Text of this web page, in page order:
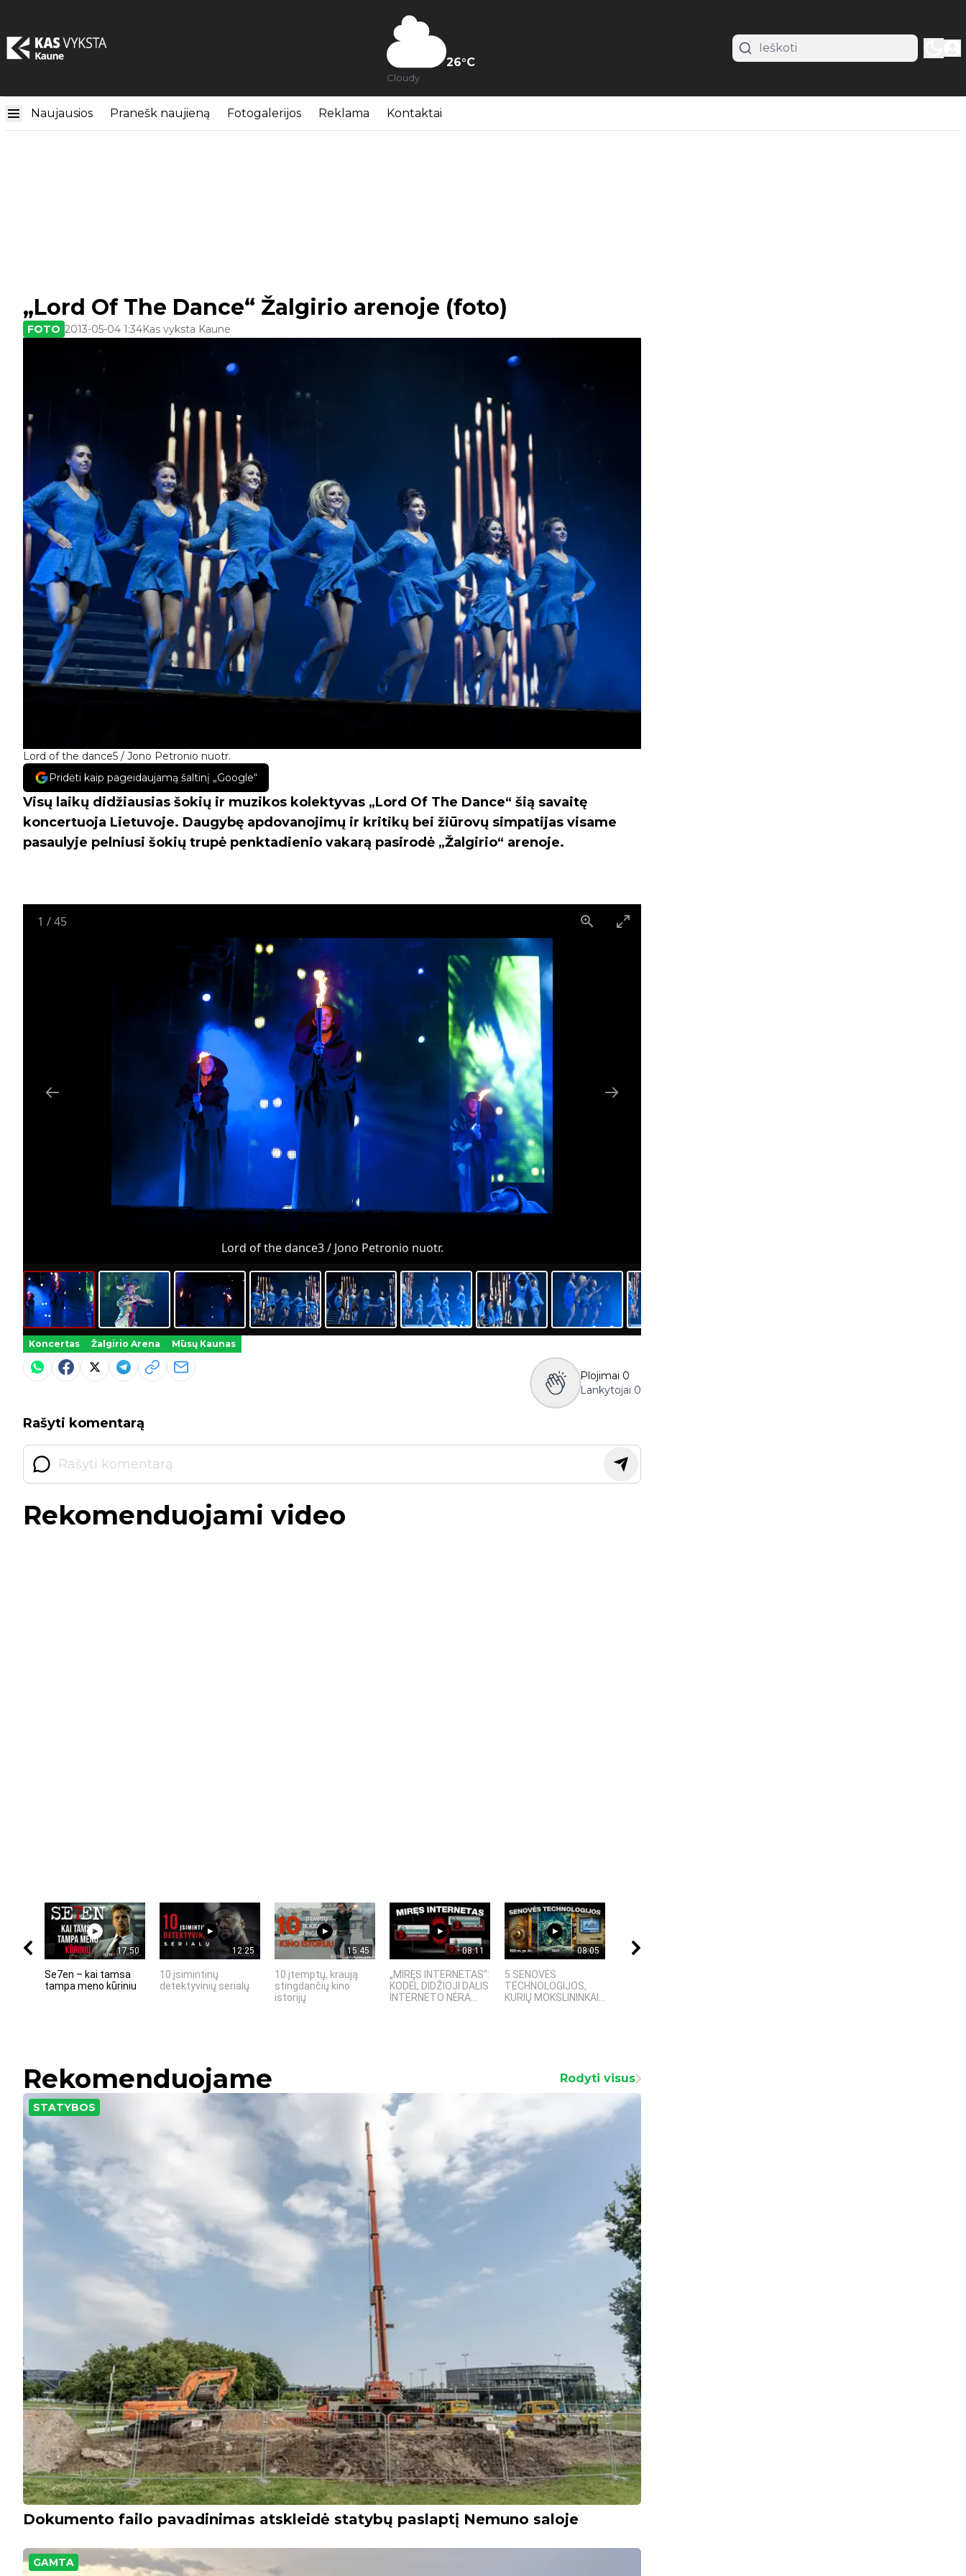
26°C
Cloudy
Naujausios Pranešk naujieną Fotogalerijos Reklama Kontaktai
Lord of the dance5 / Jono Petronio nuotr.
„Lord Of The Dance“ Žalgirio arenoje (foto)
FOTO 2013-05-04 1:34Kas vyksta Kaune
Pridėti kaip pageidaujamą šaltinį „Google“
Visų laikų didžiausias šokių ir muzikos kolektyvas „Lord Of The Dance“ šią savaitę
koncertuoja Lietuvoje. Daugybę apdovanojimų ir kritikų bei žiūrovų simpatijas visame
pasaulyje pelniusi šokių trupė penktadienio vakarą pasirodė „Žalgirio“ arenoje.
1 /45
Lord of the dance3 / Jono Petronio nuotr.
Koncertas Žalgirio Arena Mūsų Kaunas
Plojimai 0
Lankytojai 0
Rašyti komentarą
Rekomenduojami video
17:50
Se7en – kai tamsa
tampa meno kūriniu
12:25
10 įsimintinų
detektyvinių serialų
15:45
10 įtemptų, kraują
stingdančių kino
istorijų
08:11
„MIRĘS INTERNETAS“:
KODĖL DIDŽIOJI DALIS
INTERNETO NĖRA...
08:05
5 SENOVĖS
TECHNOLOGIJOS,
KURIŲ MOKSLININKAI...
Rekomenduojame Rodyti visus
STATYBOS
Dokumento failo pavadinimas atskleidė statybų paslaptį Nemuno saloje
GAMTA